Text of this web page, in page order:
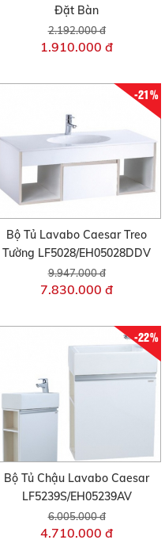
Đặt Bàn
2.192.000 đ
1.910.000 đ
-21%
Bộ Tủ Lavabo Caesar Treo
Tường LF5028/EH05028DDV
9.947.000 đ
7.830.000 đ
-22%
Bộ Tủ Chậu Lavabo Caesar
LF5239S/EH05239AV
6.005.000 đ
4.710.000 đ